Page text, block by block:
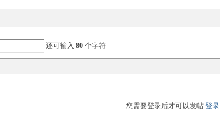
还可输入80 个字符
您需要登录后才可以发帖登录